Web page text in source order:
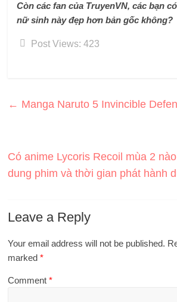
Còn các fan của TruyenVN, các bạn
nữ sinh này đẹp hơn bản gốc không?
Post Views: 423
← Manga Naruto 5 Invincible
Có anime Lycoris Recoil mùa 2
dung phim và thời gian phát hành
Leave a Reply
Your email address will not be published.
marked*
Comment*